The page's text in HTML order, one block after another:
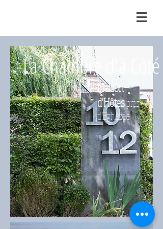
La Chambre d'à Côté
Maison
d'Hôtesprès
d'Eghezée